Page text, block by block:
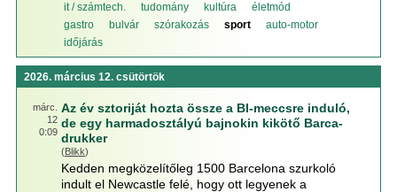
it / számtech.
tudomány kultúra
életmód
gastro
bulvár szórakozás sport
auto-motor
időjárás
2026. március 12. csütörtök
márc.
12
0:09
Az év sztoriját hozta össze a Bl-meccsre induló,
de egy harmadosztályú bajnokin kikötő Barca-
drukker
(Blikk)
Kedden megközelítőleg 1500 Barcelona szurkoló
indult el Newcastle felé, hogy ott legyenek a